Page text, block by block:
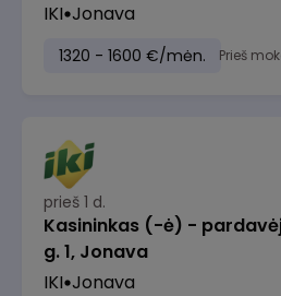
IKI Jonava
1320 - 1600 €/mėn. Prieš
prieš 1 d.
Kasininkas (-ė) -
g. 1, Jonava
IKI Jonava